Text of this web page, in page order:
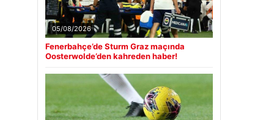
05/08/2026
Fenerbahçe’de Sturm Graz maçında
Oosterwolde’den kahreden haber!